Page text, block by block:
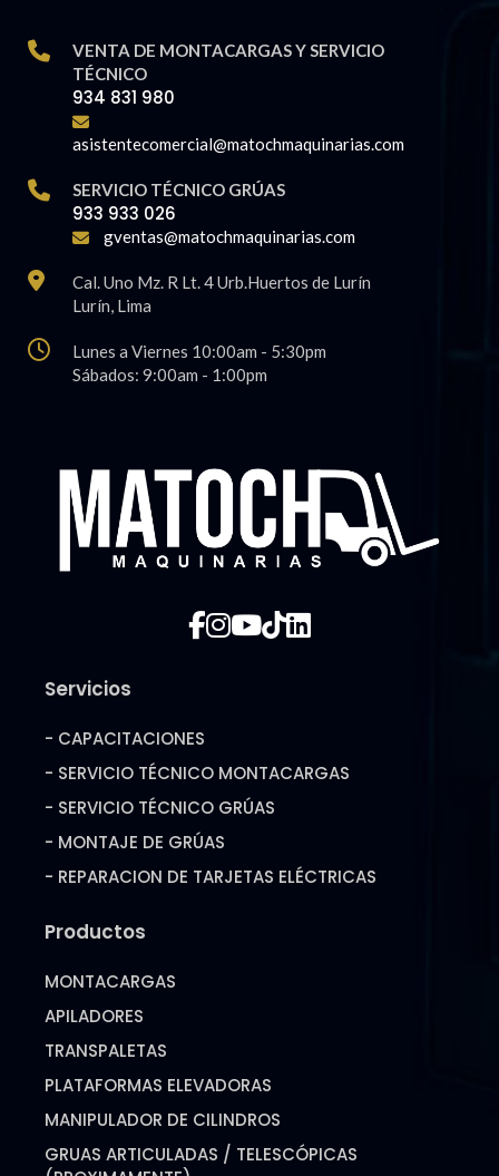
VENTA DE MONTACARGAS Y SERVICIO
TÉCNICO
934 831 980
asistentecomercial@matochmaquinarias.com
SERVICIO TÉCNICO GRÚAS
933 933 026
gventas@matochmaquinarias.com
Cal. Uno Mz. R Lt. 4 Urb.Huertos de Lurín
Lurí­n, Lima
Lunes a Viernes 10:00am - 5:30pm
Sábados: 9:00am - 1:00pm
Servicios
- CAPACITACIONES
- SERVICIO TÉCNICO MONTACARGAS
- SERVICIO TÉCNICO GRÚAS
- MONTAJE DE GRÚAS
- REPARACION DE TARJETAS ELÉCTRICAS
Productos
MONTACARGAS
APILADORES
TRANSPALETAS
PLATAFORMAS ELEVADORAS
MANIPULADOR DE CILINDROS
GRUAS ARTICULADAS / TELESCÓPICAS